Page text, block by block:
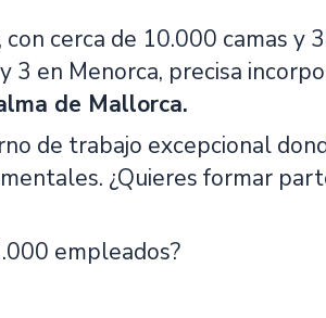
cerca de 10.000 camas y
en Menorca, precisa
de Mallorca.
de trabajo excepcional
¿Quieres formar
empleados?